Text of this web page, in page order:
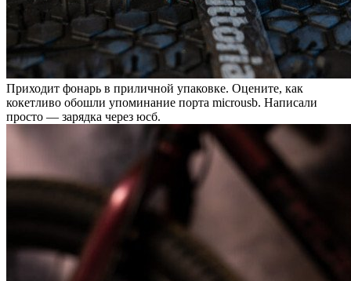
Приходит фонарь в приличной упаковке. Оцените, как
кокетливо обошли упоминание порта microusb. Написали
просто — зарядка через юсб.